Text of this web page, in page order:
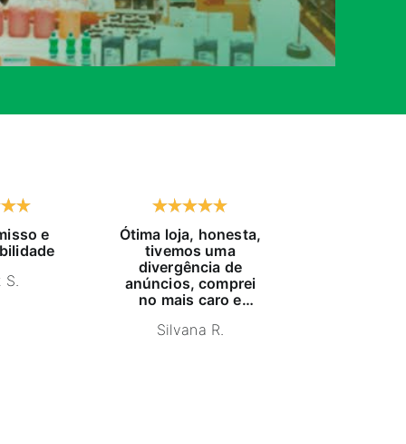
e
S.
Ótima loja, honesta,
tivemos uma
divergência de
anúncios, comprei
no mais caro e
furado, pois me
Silvana R.